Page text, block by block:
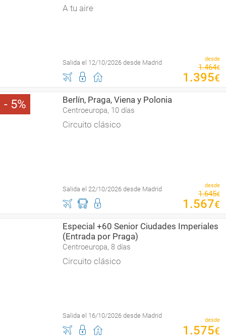
A tu aire
Salida el 12/10/2026 desde Madrid desde
1.464€
1 .395€
5 Berlín, Praga, Viena y Polonia
Centroeuropa, 10 días
Circuito clásico
Salida el 22/10/2026 desde Madrid desde
1.645€
1 .567€
Especial +60 Senior Ciudades Imperiales
(Entrada por Praga)
Centroeuropa, 8 días
Circuito clásico
Salida el 16/10/2026 desde Madrid
desde
1 .575€